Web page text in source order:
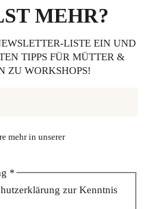
MEHR?
LISTE EIN UND
TIPPS FÜR MÜTTER &
ZU WORKSHOPS!
mehr in unserer
*
zur Kenntnis